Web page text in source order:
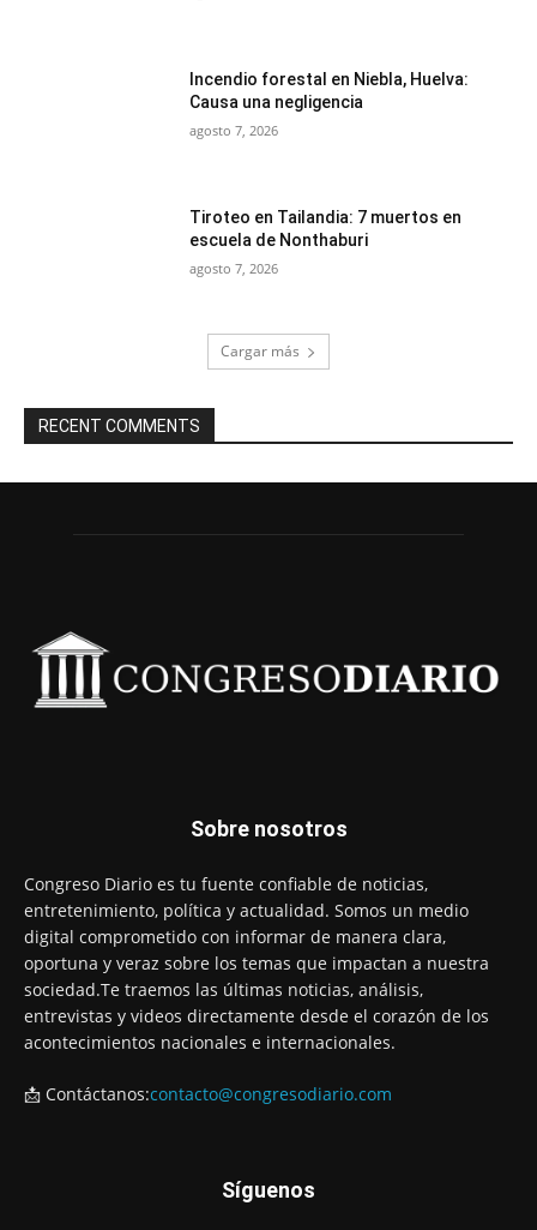
Incendio forestal en Niebla, Huelva:
Causa una negligencia
agosto 7, 2026
Tiroteo en Tailandia: 7 muertos en
escuela de Nonthaburi
agosto 7, 2026
Cargar más
RECENT COMMENTS
Sobre nosotros
Congreso Diario es tu fuente confiable de noticias,
entretenimiento, política y actualidad. Somos un medio
digital comprometido con informar de manera clara,
oportuna y veraz sobre los temas que impactan a nuestra
sociedad.Te traemos las últimas noticias, análisis,
entrevistas y videos directamente desde el corazón de los
acontecimientos nacionales e internacionales.
📩 Contáctanos:contacto@congresodiario.com
Síguenos